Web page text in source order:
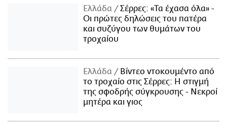
Ελλάδα
Σέρρες: «Τα έχασα όλα» -
Οι πρώτες δηλώσεις του πατέρα
και συζύγου των θυμάτων του
τροχαίου
Ελλάδα
Βίντεο ντοκουμέντο από
το τροχαίο στις Σέρρες: Η στιγμή
της σφοδρής σύγκρουσης - Νεκροί
μητέρα και γιος